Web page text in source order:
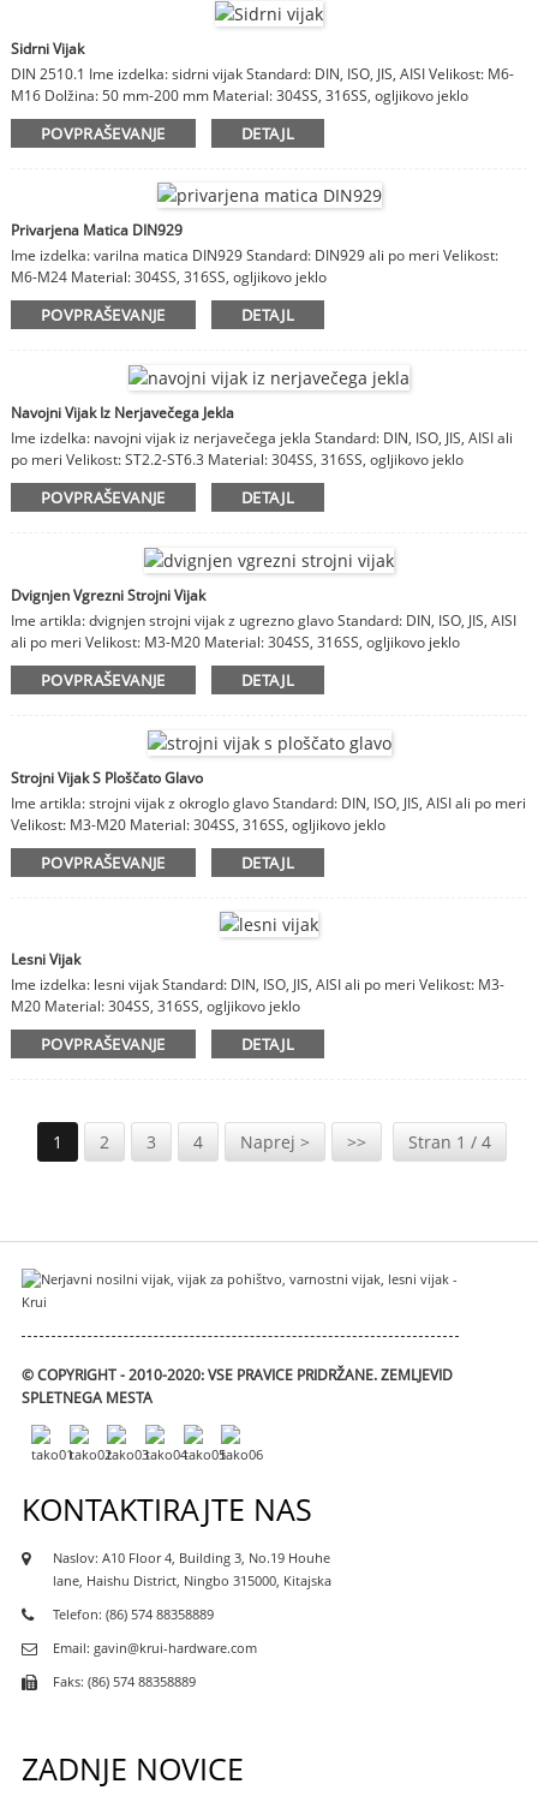
Sidrni Vijak
DIN 2510.1 Ime izdelka: sidrni vijak Standard: DIN, ISO, JIS, AISI Velikost: M6-
M16 Dolžina: 50 mm-200 mm Material: 304SS, 316SS, ogljikovo jeklo
POVPRAŠEVANJE DETAJL
Privarjena Matica DIN929
Ime izdelka: varilna matica DIN929 Standard: DIN929 ali po meri Velikost:
M6-M24 Material: 304SS, 316SS, ogljikovo jeklo
POVPRAŠEVANJE DETAJL
Navojni Vijak Iz Nerjavečega Jekla
Ime izdelka: navojni vijak iz nerjavečega jekla Standard: DIN, ISO, JIS, AISI ali
po meri Velikost: ST2.2-ST6.3 Material: 304SS, 316SS, ogljikovo jeklo
POVPRAŠEVANJE DETAJL
Dvignjen Vgrezni Strojni Vijak
Ime artikla: dvignjen strojni vijak z ugrezno glavo Standard: DIN, ISO, JIS, AISI
ali po meri Velikost: M3-M20 Material: 304SS, 316SS, ogljikovo jeklo
POVPRAŠEVANJE DETAJL
Strojni Vijak S Ploščato Glavo
Ime artikla: strojni vijak z okroglo glavo Standard: DIN, ISO, JIS, AISI ali po meri
Velikost: M3-M20 Material: 304SS, 316SS, ogljikovo jeklo
POVPRAŠEVANJE DETAJL
Lesni Vijak
Ime izdelka: lesni vijak Standard: DIN, ISO, JIS, AISI ali po meri Velikost: M3-
M20 Material: 304SS, 316SS, ogljikovo jeklo
POVPRAŠEVANJE DETAJL
1 2 3 4 Naprej > >> Stran 1 / 4
© COPYRIGHT - 2010-2020: VSE PRAVICE PRIDRŽANE. ZEMLJEVID
SPLETNEGA MESTA
KONTAKTIRAJTE NAS
Naslov: A10 Floor 4, Building 3, No.19 Houhe
lane, Haishu District, Ningbo 315000, Kitajska
Telefon: (86) 574 88358889
Email: gavin@krui-hardware.com
Faks: (86) 574 88358889
ZADNJE NOVICE